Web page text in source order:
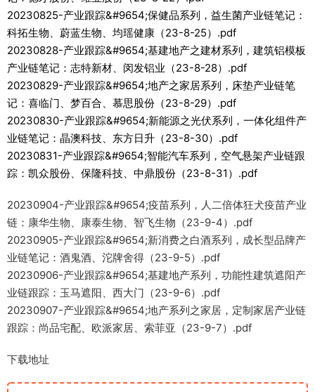
20230825-产业跟踪&#9654;保健品系列，益生菌产业链笔记：
科拓生物、蔚蓝生物、均瑶健康（23-8-25）.pdf
20230828-产业跟踪&#9654;基建地产之建材系列，建筑铝模板
产业链笔记：志特新材、闵发铝业（23-8-28）.pdf
20230829-产业跟踪&#9654;地产之家居系列，床垫产业链笔
记：喜临门、梦百合、慕思股份（23-8-29）.pdf
20230830-产业跟踪&#9654;新能源之光伏系列，一体化组件产
业链笔记：晶澳科技、东方日升（23-8-30）.pdf
20230831-产业跟踪&#9654;智能汽车系列，空气悬架产业链跟
踪：凯众股份、保隆科技、中鼎股份（23-8-31）.pdf
20230904-产业跟踪&#9654;疫苗系列，人二倍体狂犬疫苗产业
链：康华生物、康泰生物、智飞生物（23-9-4）.pdf
20230905-产业跟踪&#9654;新消费之白酒系列，成长型品牌产
业链笔记：酒鬼酒、沱牌舍得（23-9-5）.pdf
20230906-产业跟踪&#9654;基建地产系列，功能性建筑遮阳产
业链跟踪：玉马遮阳、西大门（23-9-6）.pdf
20230907-产业跟踪&#9654;地产系列之家居，定制家居产业链
跟踪：尚品宅配、欧派家居、索菲亚（23-9-7）.pdf
下载地址